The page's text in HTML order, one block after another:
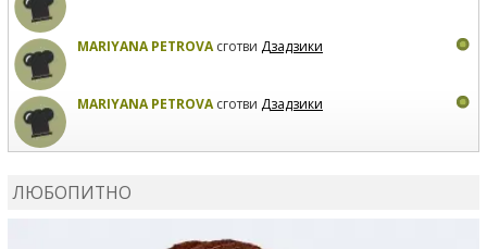
MARIYANA PETROVAсготви Дзадзики
MARIYANA PETROVAсготви Дзадзики
ЛЮБОПИТНО